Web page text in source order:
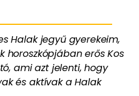
Halak jegyű gyerekeim,
horoszkópjában erős Kos
ami azt jelenti, hogy
és aktívak a Halak